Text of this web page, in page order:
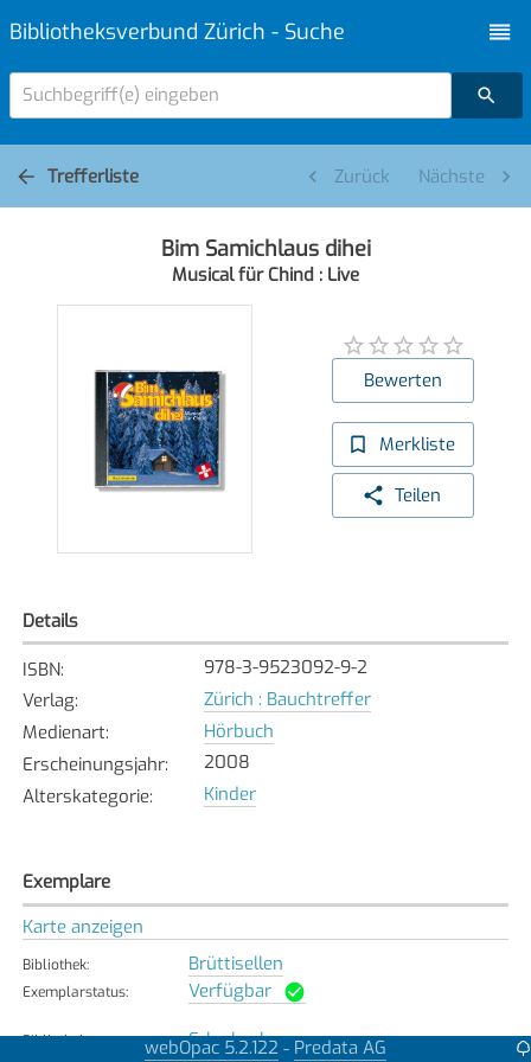
Bibliotheksverbund Zürich - Suche
Suchbegriff(e) eingeben
Trefferliste Zurück Nächste
Bim Samichlaus dihei
Musical für Chind : Live
Bewerten
Merkliste
Teilen
Details
ISBN:
978-3-9523092-9-2
Verlag:
Zürich : Bauchtreffer
Medienart:
Hörbuch
Erscheinungsjahr:
2008
Alterskategorie: Kinder
Exemplare
Karte anzeigen
Bibliothek: Brüttisellen
Exemplarstatus: Verfügbar
Bibliothek: Erlenbach
webOpac 5.2.122 - Predata AG